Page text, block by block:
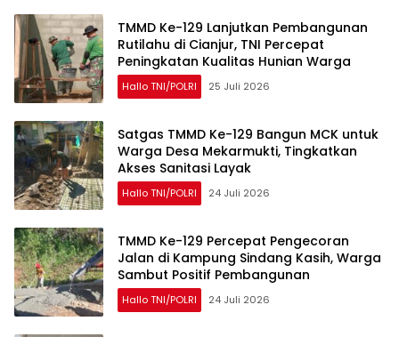
TMMD Ke-129 Lanjutkan Pembangunan
Rutilahu di Cianjur, TNI Percepat
Peningkatan Kualitas Hunian Warga
Hallo TNI/POLRI 25 Juli 2026
Satgas TMMD Ke-129 Bangun MCK untuk
Warga Desa Mekarmukti, Tingkatkan
Akses Sanitasi Layak
Hallo TNI/POLRI 24 Juli 2026
TMMD Ke-129 Percepat Pengecoran
Jalan di Kampung Sindang Kasih, Warga
Sambut Positif Pembangunan
Hallo TNI/POLRI 24 Juli 2026